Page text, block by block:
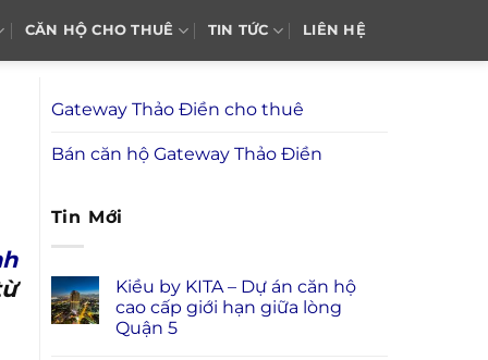
CĂN HỘ CHO THUÊ TIN TỨC LIÊN HỆ
Gateway Thảo Điền cho thuê
Bán căn hộ Gateway Thảo Điền
Tin Mới
Kiều by KITA – Dự án căn hộ
cao cấp giới hạn giữa lòng
Quận 5